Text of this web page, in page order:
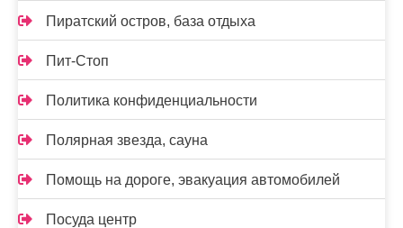
Пиратский остров, база отдыха
Пит-Стоп
Политика конфиденциальности
Полярная звезда, сауна
Помощь на дороге, эвакуация автомобилей
Посуда центр